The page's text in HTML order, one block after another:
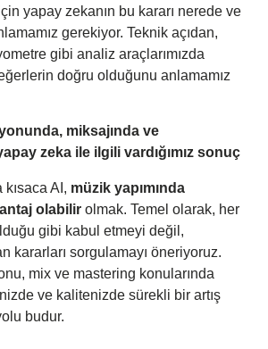
yapay zekanın bu kararı nerede ve
gerekiyor. Teknik açıdan,
gibi analiz araçlarımızda
doğru olduğunu anlamamız
miksajında ​​ve
zeka ile ilgili vardığımız sonuç
AI, müzik yapımında
olabilir olmak. Temel olarak, her
gibi kabul etmeyi değil,
kararları sorgulamayı öneriyoruz.
mix ve mastering konularında
ve kalitenizde sürekli bir artış
budur.